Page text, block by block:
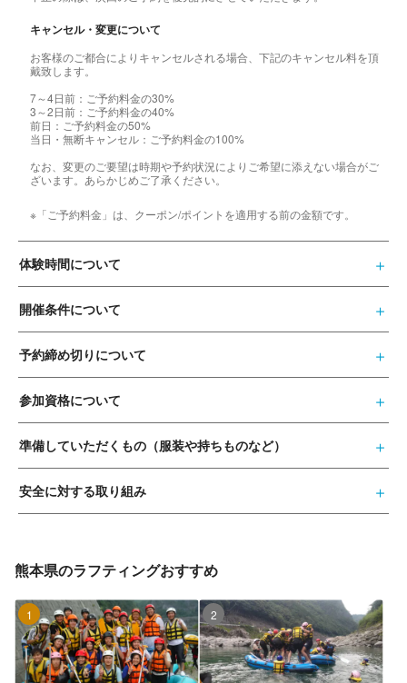
キャンセル・変更について
お客様のご都合によりキャンセルされる場合、下記のキャンセル料を頂
戴致します。
7～4日前：ご予約料金の30%
3～2日前：ご予約料金の40%
前日：ご予約料金の50%
当日・無断キャンセル：ご予約料金の100%
なお、変更のご要望は時期や予約状況によりご希望に添えない場合がご
ざいます。あらかじめご了承ください。
※「ご予約料金」は、クーポン/ポイントを適用する前の金額です。
体験時間について
開催条件について
予約締め切りについて
参加資格について
準備していただくもの（服装や持ちものなど）
安全に対する取り組み
熊本県のラフティングおすすめ
1位 2位